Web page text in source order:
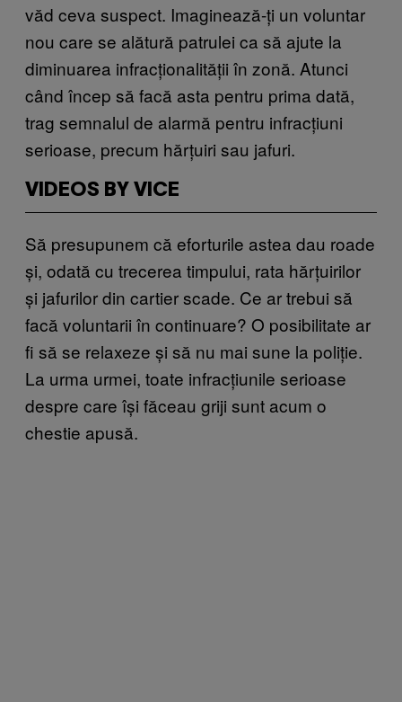
văd ceva suspect. Imaginează-ți un voluntar
nou care se alătură patrulei ca să ajute la
diminuarea infracționalității în zonă. Atunci
când încep să facă asta pentru prima dată,
trag semnalul de alarmă pentru infracțiuni
serioase, precum hărțuiri sau jafuri.
VIDEOS BY VICE
Să presupunem că eforturile astea dau roade
și, odată cu trecerea timpului, rata hărțuirilor
și jafurilor din cartier scade. Ce ar trebui să
facă voluntarii în continuare? O posibilitate ar
fi să se relaxeze și să nu mai sune la poliție.
La urma urmei, toate infracțiunile serioase
despre care își făceau griji sunt acum o
chestie apusă.